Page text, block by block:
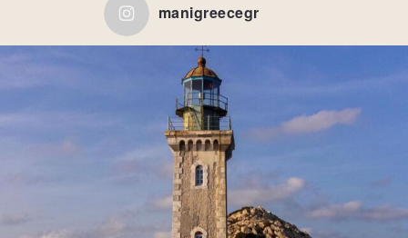
manigreecegr